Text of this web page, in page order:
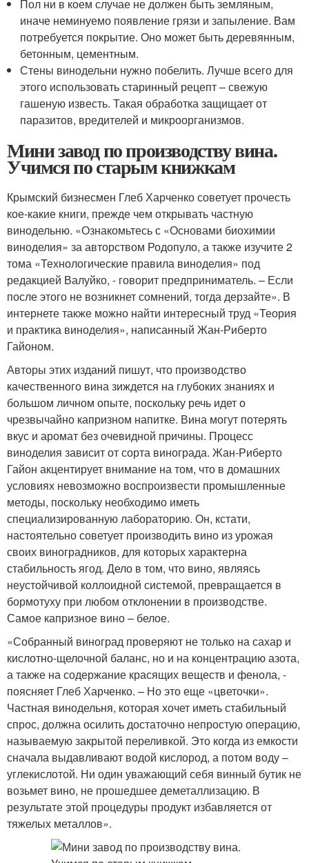
Пол ни в коем случае не должен быть земляным,
иначе неминуемо появление грязи и запыление. Вам
потребуется покрытие. Оно может быть деревянным,
бетонным, цементным.
Стены винодельни нужно побелить. Лучше всего для
этого использовать старинный рецепт – свежую
гашеную известь. Такая обработка защищает от
паразитов, вредителей и микроорганизмов.
Мини завод по производству вина.
Учимся по старым книжкам
Крымский бизнесмен Глеб Харченко советует прочесть
кое-какие книги, прежде чем открывать частную
винодельню. «Ознакомьтесь с «Основами биохимии
виноделия» за авторством Родопуло, а также изучите 2
тома «Технологические правила виноделия» под
редакцией Валуйко, - говорит предприниматель. – Если
после этого не возникнет сомнений, тогда дерзайте». В
интернете также можно найти интересный труд «Теория
и практика виноделия», написанный Жан-Риберто
Гайоном.
Авторы этих изданий пишут, что производство
качественного вина зиждется на глубоких знаниях и
большом личном опыте, поскольку речь идет о
чрезвычайно капризном напитке. Вина могут потерять
вкус и аромат без очевидной причины. Процесс
виноделия зависит от сорта винограда. Жан-Риберто
Гайон акцентирует внимание на том, что в домашних
условиях невозможно воспроизвести промышленные
методы, поскольку необходимо иметь
специализированную лабораторию. Он, кстати,
настоятельно советует производить вино из урожая
своих виноградников, для которых характерна
стабильность ягод. Дело в том, что вино, являясь
неустойчивой коллоидной системой, превращается в
бормотуху при любом отклонении в производстве.
Самое капризное вино – белое.
«Собранный виноград проверяют не только на сахар и
кислотно-щелочной баланс, но и на концентрацию азота,
а также на содержание красящих веществ и фенола, -
поясняет Глеб Харченко. – Но это еще «цветочки».
Частная винодельня, которая хочет иметь стабильный
спрос, должна осилить достаточно непростую операцию,
называемую закрытой переливкой. Это когда из емкости
сначала выдавливают водой кислород, а потом воду –
углекислотой. Ни один уважающий себя винный бутик не
возьмет вино, не прошедшее деметаллизацию. В
результате этой процедуры продукт избавляется от
тяжелых металлов».